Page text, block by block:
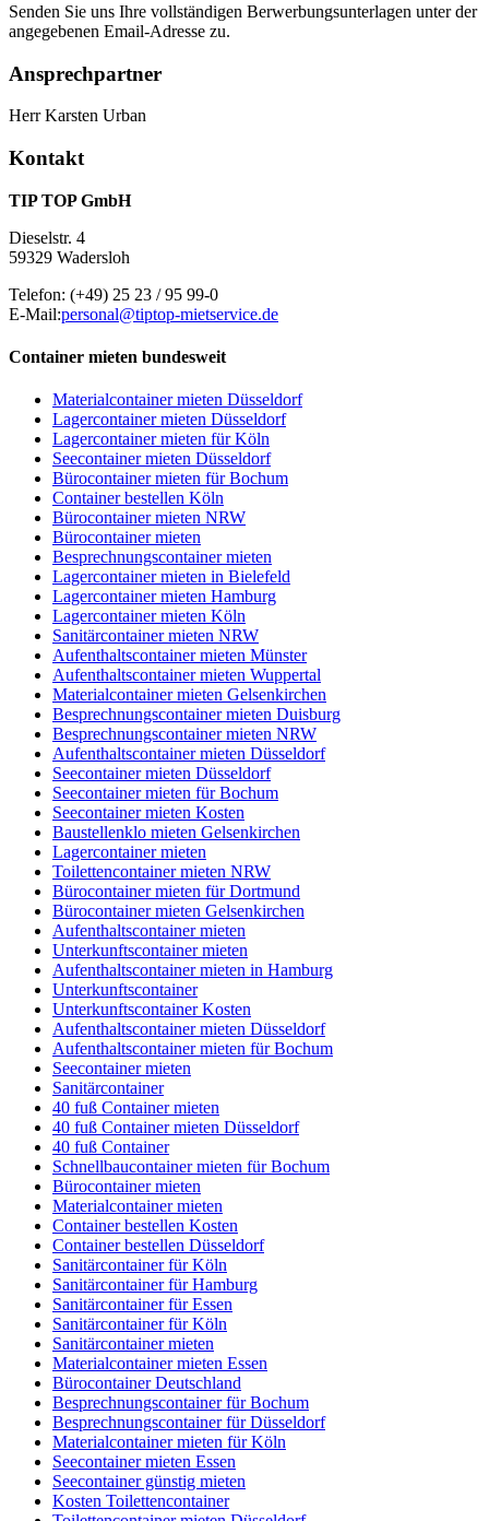
Senden Sie uns Ihre vollständigen Berwerbungsunterlagen unter der
angegebenen Email-Adresse zu.
Ansprechpartner
Herr Karsten Urban
Kontakt
TIP TOP GmbH
Dieselstr. 4
59329 Wadersloh
Telefon: (+49) 25 23 / 95 99-0
E-Mail:personal@tiptop-mietservice.de
Container mieten bundesweit
Materialcontainer mieten Düsseldorf
Lagercontainer mieten Düsseldorf
Lagercontainer mieten für Köln
Seecontainer mieten Düsseldorf
Bürocontainer mieten für Bochum
Container bestellen Köln
Bürocontainer mieten NRW
Bürocontainer mieten
Besprechnungscontainer mieten
Lagercontainer mieten in Bielefeld
Lagercontainer mieten Hamburg
Lagercontainer mieten Köln
Sanitärcontainer mieten NRW
Aufenthaltscontainer mieten Münster
Aufenthaltscontainer mieten Wuppertal
Materialcontainer mieten Gelsenkirchen
Besprechnungscontainer mieten Duisburg
Besprechnungscontainer mieten NRW
Aufenthaltscontainer mieten Düsseldorf
Seecontainer mieten Düsseldorf
Seecontainer mieten für Bochum
Seecontainer mieten Kosten
Baustellenklo mieten Gelsenkirchen
Lagercontainer mieten
Toilettencontainer mieten NRW
Bürocontainer mieten für Dortmund
Bürocontainer mieten Gelsenkirchen
Aufenthaltscontainer mieten
Unterkunftscontainer mieten
Aufenthaltscontainer mieten in Hamburg
Unterkunftscontainer
Unterkunftscontainer Kosten
Aufenthaltscontainer mieten Düsseldorf
Aufenthaltscontainer mieten für Bochum
Seecontainer mieten
Sanitärcontainer
40 fuß Container mieten
40 fuß Container mieten Düsseldorf
40 fuß Container
Schnellbaucontainer mieten für Bochum
Bürocontainer mieten
Materialcontainer mieten
Container bestellen Kosten
Container bestellen Düsseldorf
Sanitärcontainer für Köln
Sanitärcontainer für Hamburg
Sanitärcontainer für Essen
Sanitärcontainer für Köln
Sanitärcontainer mieten
Materialcontainer mieten Essen
Bürocontainer Deutschland
Besprechnungscontainer für Bochum
Besprechnungscontainer für Düsseldorf
Materialcontainer mieten für Köln
Seecontainer mieten Essen
Seecontainer günstig mieten
Kosten Toilettencontainer